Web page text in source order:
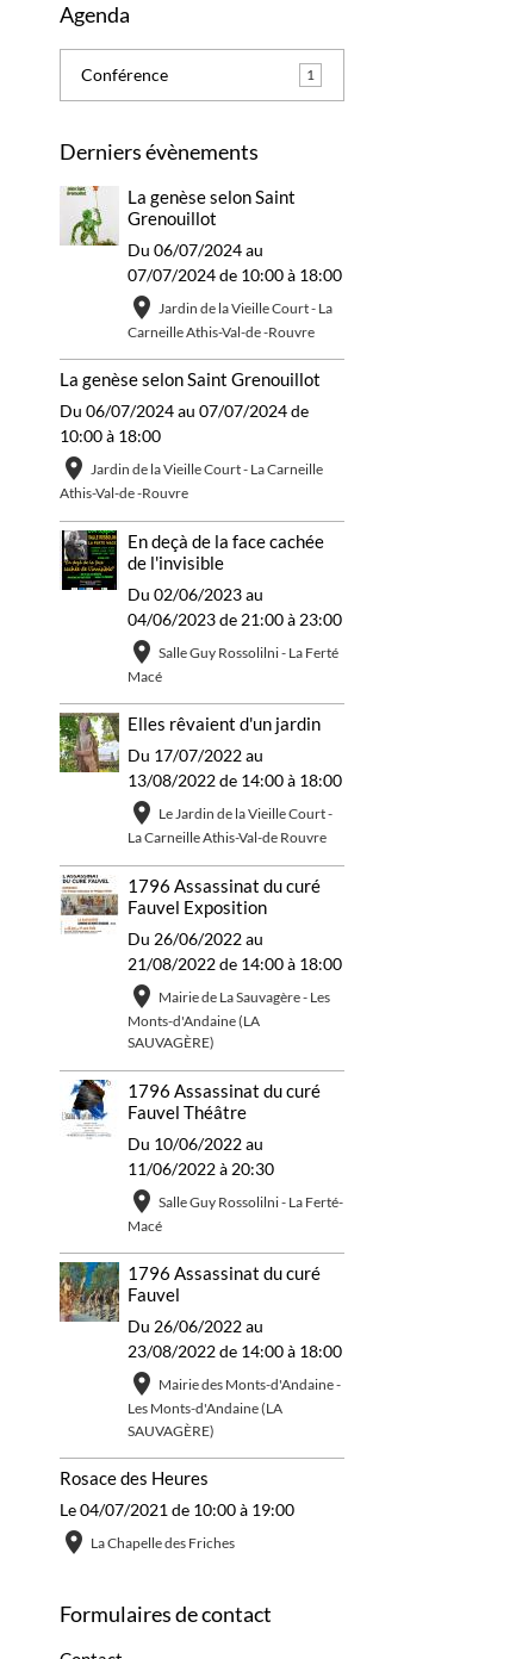
Agenda
Conférence 1
Derniers évènements
La genèse selon Saint
Grenouillot
Du 06/07/2024au
07/07/2024de 10:00à 18:00
Jardin de la Vieille Court - La
Carneille Athis-Val-de -Rouvre
La genèse selon Saint Grenouillot
Du 06/07/2024au 07/07/2024de
10:00à 18:00
Jardin de la Vieille Court - La Carneille
Athis-Val-de -Rouvre
En deçà de la face cachée
de l'invisible
Du 02/06/2023au
04/06/2023de 21:00à 23:00
Salle Guy Rossolilni - La Ferté
Macé
Elles rêvaient d'un jardin
Du 17/07/2022au
13/08/2022de 14:00à 18:00
Le Jardin de la Vieille Court -
La Carneille Athis-Val-de Rouvre
1796 Assassinat du curé
Fauvel Exposition
Du 26/06/2022au
21/08/2022de 14:00à 18:00
Mairie de La Sauvagère - Les
Monts-d'Andaine (LA
SAUVAGÈRE)
1796 Assassinat du curé
Fauvel Théâtre
Du 10/06/2022au
11/06/2022à 20:30
Salle Guy Rossolilni - La Ferté-
Macé
1796 Assassinat du curé
Fauvel
Du 26/06/2022au
23/08/2022de 14:00à 18:00
Mairie des Monts-d'Andaine -
Les Monts-d'Andaine (LA
SAUVAGÈRE)
Rosace des Heures
Le 04/07/2021 de 10:00à 19:00
La Chapelle des Friches
Formulaires de contact